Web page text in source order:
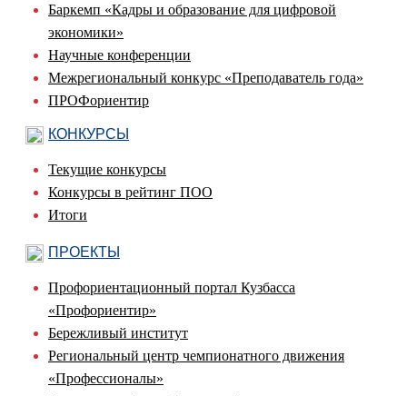
Баркемп «Кадры и образование для цифровой
экономики»
Научные конференции
Межрегиональный конкурс «Преподаватель года»
ПРОФориентир
КОНКУРСЫ
Текущие конкурсы
Конкурсы в рейтинг ПОО
Итоги
ПРОЕКТЫ
Профориентационный портал Кузбасса
«Профориентир»
Бережливый институт
Региональный центр чемпионатного движения
«Профессионалы»